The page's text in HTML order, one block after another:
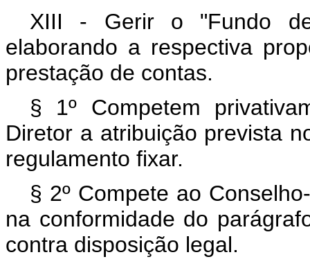
XIII - Gerir o "Fundo
elaborando a respectiva
prestação de contas.
§ 1º Competem
Diretor a atribuição prevista
regulamento fixar.
§ 2º Compete ao
na conformidade do
contra disposição legal.